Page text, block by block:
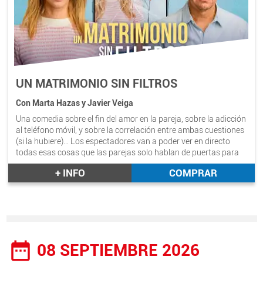
UN MATRIMONIO SIN FILTROS
Con Marta Hazas y Javier Veiga
Una comedia sobre el fin del amor en la pareja, sobre la adicción
al teléfono móvil, y sobre la correlación entre ambas cuestiones
(si la hubiere)… Los espectadores van a poder ver en directo
todas esas cosas que las parejas solo hablan de puertas para
dentro. Con Marta Hazas y Javier Veiga. Duración aprox.:
+ INFO COMPRAR
date_range 08 SEPTIEMBRE 2026